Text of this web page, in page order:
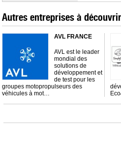
Autres entreprises à découvrir
AVL FRANCE
AVL est le leader
mondial des
solutions de
développement et
de test pour les
groupes motopropulseurs des
véhicules à mot…